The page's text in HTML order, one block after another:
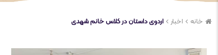
خانه اخبار اردوی داستان در کلاس خانم شهدی